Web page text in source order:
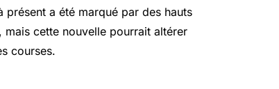
présent a été marqué par des hauts
cette nouvelle pourrait altérer
courses.